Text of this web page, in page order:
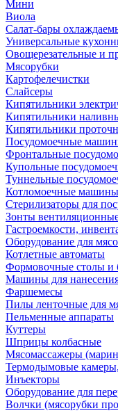
Мини
Виола
Салат-бары
Универсальные
Овощерезательные и
Мясорубки
Картофелечистки
Слайсеры
Кипятильники
Кипятильники
Кипятильники
Посудомоечные
Фронтальные
Купольные
Туннельные
Котломоечные машины
Стерилизаторы для
Зонты
Гастроемкости,
Оборудование для
Котлетные автоматы
Формовочные столы и
Машины для
Фаршемесы
Пилы ленточные для
Пельменные аппараты
Куттеры
Шприцы колбасные
Мясомассажеры
Термодымовые
Инъекторы
Оборудование для
Волчки (мясорубки